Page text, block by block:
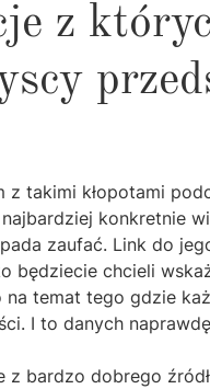
z
z takimi kłopotami
konkretnie
zaufać. Link do
będziecie chcieli
temat tego gdzie
I to danych
bardzo dobrego